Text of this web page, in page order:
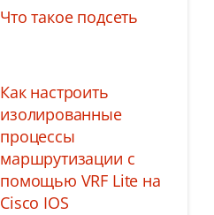
Что такое подсеть
Как настроить
изолированные
процессы
маршрутизации с
помощью VRF Lite на
Cisco IOS